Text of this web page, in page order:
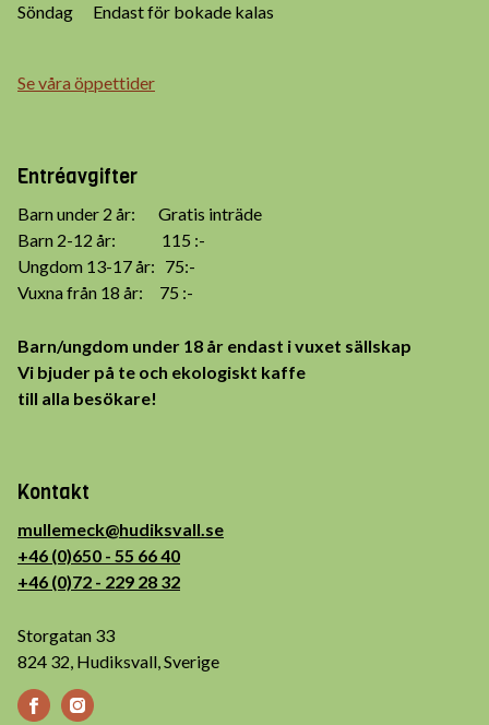
Söndag Endast för bokade kalas
Se våra öppettider
Entréavgifter
Barn under 2 år: Gratis inträde
Barn 2-12 år: 115 :-
Ungdom 13-17 år: 75:-
Vuxna från 18 år: 75 :-
Barn/ungdom under 18 år endast i vuxet sällskap
Vi bjuder på te och ekologiskt kaffe
till alla besökare!
Kontakt
mullemeck@hudiksvall.se
+46 (0)650 - 55 66 40
+46 (0)72 - 229 28 32
Storgatan 33
824 32, Hudiksvall, Sverige